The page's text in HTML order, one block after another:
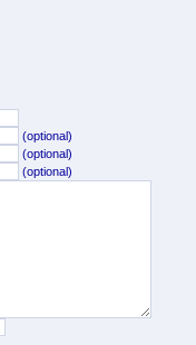
(optional)
(optional)
(optional)